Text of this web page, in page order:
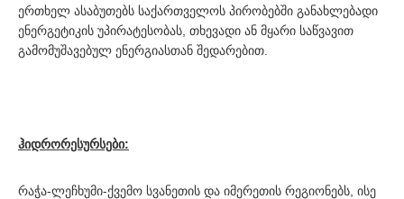
ერთხელ ასაბუთებს საქართველოს პირობებში განახლებადი
ენერგეტიკის უპირატესობას, თხევადი ან მყარი საწვავით
გამომუშავებულ ენერგიასთან შედარებით.
ჰიდრორესურსები:
რაჭა-ლეჩხუმი-ქვემო სვანეთის და იმერეთის რეგიონებს, ისე